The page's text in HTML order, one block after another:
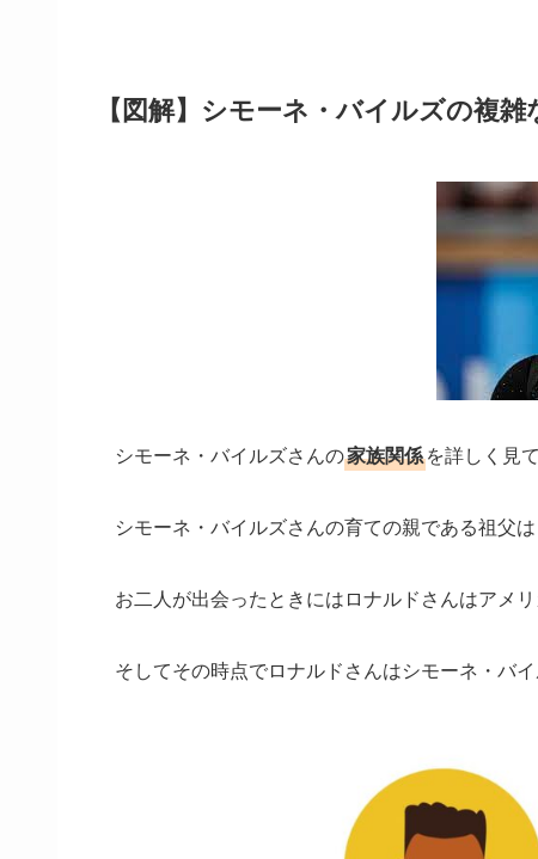
【図解】シモーネ・バイルズの複
シモーネ・バイルズさんの家族関係を詳しく見
シモーネ・バイルズさんの育ての親である祖父
お二人が出会ったときにはロナルドさんはアメ
そしてその時点でロナルドさんはシモーネ・バ